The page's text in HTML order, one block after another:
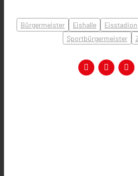
Bürgermeister Eishalle Eisstadion
Sportbürgermeister